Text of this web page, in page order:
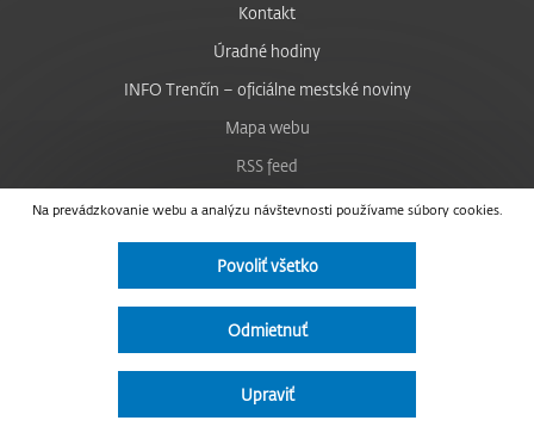
Na prevádzkovanie webu a analýzu návštevnosti používame súbory cookies.
Povoliť všetko
Odmietnuť
Upraviť
Kontakt
Úradné hodiny
INFO Trenčín – oficiálne mestské noviny
Mapa webu
RSS feed
Nastavenie cookies
Facebook
Instagram
Vyhlásenie o prístupnosti